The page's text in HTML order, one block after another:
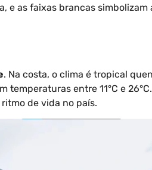
as faixas brancas
. Na costa, o clima é tropical
entre 11°C e
de vida no país.